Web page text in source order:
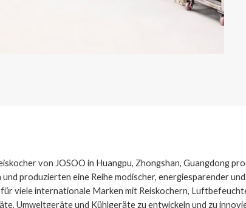
von JOSOO in Huangpu, Zhongshan, Guangdong
produzierten eine Reihe modischer, energiesparender
viele internationale Marken mit Reiskochern,
Umweltgeräte und Kühlgeräte zu entwickeln und zu